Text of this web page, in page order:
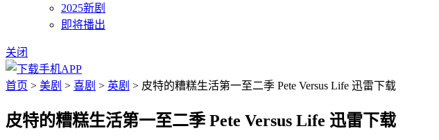
2025新剧
即将播出
关闭
首页 > 美剧 > 喜剧 > 英剧 > 皮特的糟糕生活第一至二季 Pete Versus Life 迅雷下载
皮特的糟糕生活第一至二季 Pete Versus Life 迅雷下载